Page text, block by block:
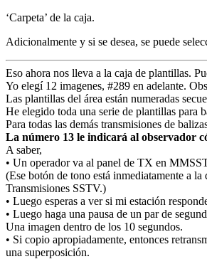
‘Carpeta’ de la caja.
Adicionalmente y si se desea, se puede
Eso ahora nos lleva a la caja de plantillas.
Yo elegí 12 imagenes, #289 en adelante.
Las plantillas del área están numeradas
He elegido toda una serie de plantillas para
Para todas las demás transmisiones de
La número 13 le indicará al observador
A saber,
• Un operador va al panel de TX en
(Ese botón de tono está inmediatamente a
Transmisiones SSTV.)
• Luego esperas a ver si mi estación
• Luego haga una pausa de un par de
Una imagen dentro de los 10 segundos.
• Si copio apropiadamente, entonces
una superposición.